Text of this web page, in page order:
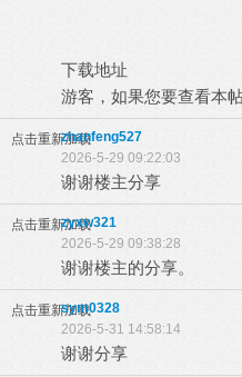
下载地址
游客，如果您要查看本
点击重新加载zhanfeng527
2026-5-29 09:22:03
谢谢楼主分享
点击重新加载zyxw321
2026-5-29 09:38:28
谢谢楼主的分享。
点击重新加载sym0328
2026-5-31 14:58:14
谢谢分享